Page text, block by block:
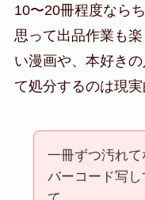
10〜20冊程度なら
思って出品作業も
い漫画や、本好き
て処分するのは現実
一冊ずつ汚れて
バーコード写